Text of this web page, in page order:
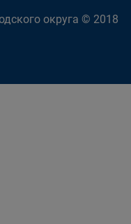
округа © 2018